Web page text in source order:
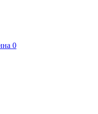
0